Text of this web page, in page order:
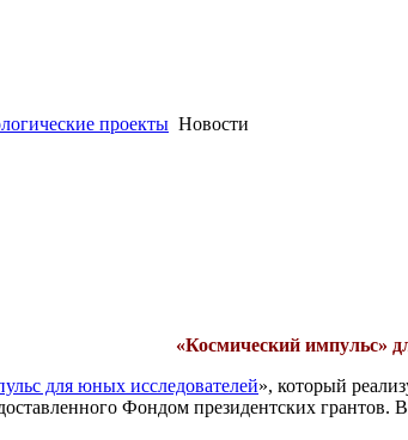
проекты Новости
«Космический импульс»
для юных исследователей», который
Фондом президентских грантов.